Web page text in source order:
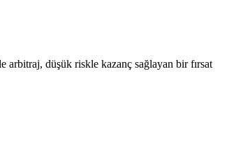
arbitraj, düşük riskle kazanç sağlayan bir fırsat